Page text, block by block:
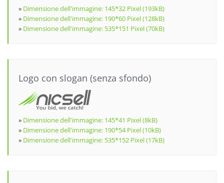
» Dimensione dell'immagine: 145*32 Pixel (193kB)
» Dimensione dell'immagine: 190*60 Pixel (128kB)
» Dimensione dell'immagine: 535*151 Pixel (70kB)
Logo con slogan (senza sfondo)
» Dimensione dell'immagine: 145*41 Pixel (8kB)
» Dimensione dell'immagine: 190*54 Pixel (10kB)
» Dimensione dell'immagine: 535*152 Pixel (17kB)